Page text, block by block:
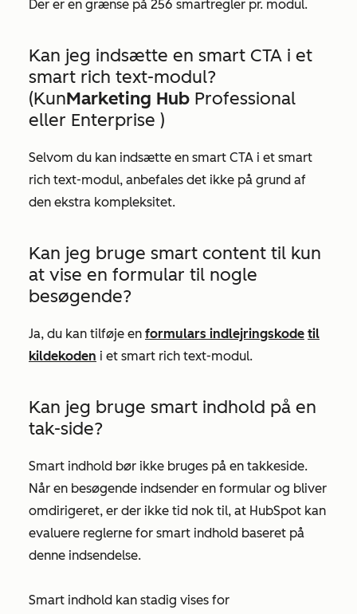
Der er en grænse på 256 smartregler pr. modul.
Kan jeg indsætte en smart CTA i et
smart rich text-modul?
(KunMarketing Hub Professional
eller Enterprise )
Selvom du kan indsætte en smart CTA i et smart
rich text-modul, anbefales det ikke på grund af
den ekstra kompleksitet.
Kan jeg bruge smart content til kun
at vise en formular til nogle
besøgende?
Ja, du kan tilføje en formulars indlejringskode til
kildekoden i et smart rich text-modul.
Kan jeg bruge smart indhold på en
tak-side?
Smart indhold bør ikke bruges på en takkeside.
Når en besøgende indsender en formular og bliver
omdirigeret, er der ikke tid nok til, at HubSpot kan
evaluere reglerne for smart indhold baseret på
denne indsendelse.
Smart indhold kan stadig vises for